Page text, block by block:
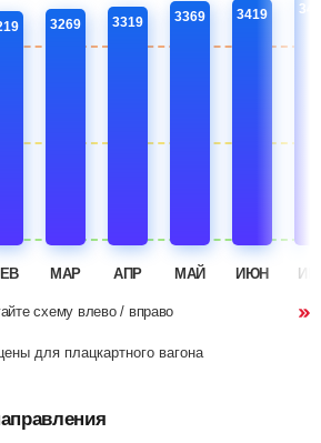
3269
МАР
3319
АПР
3369
МАЙ
3419
ИЮН
схему влево / вправо
для плацкартного вагона